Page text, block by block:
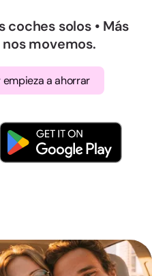
coches solos • Más
movemos.
a ahorrar